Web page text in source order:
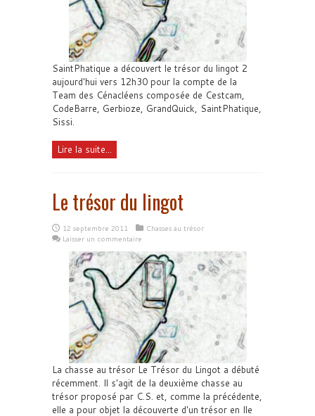
SaintPhatique a découvert le trésor du lingot 2
aujourd'hui vers 12h30 pour la compte de la
Team des Cénacléens composée de Cestcam,
CodeBarre, Gerbioze, GrandQuick, SaintPhatique,
Sissi.
Lire la suite...
Le trésor du lingot
12 septembre 2011
Chasses au trésor
Laisser un commentaire
La chasse au trésor Le Trésor du Lingot a débuté
récemment. Il s'agit de la deuxième chasse au
trésor proposé par C.S. et, comme la précédente,
elle a pour objet la découverte d'un trésor en Ile